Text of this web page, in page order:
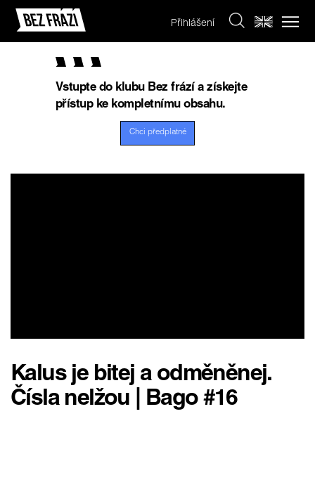
Přihlášení
Vstupte do klubu Bez frází a získejte
přístup ke kompletnímu obsahu.
Chci předplatné
Kalus je bitej a odměněnej.
Čísla nelžou | Bago #16